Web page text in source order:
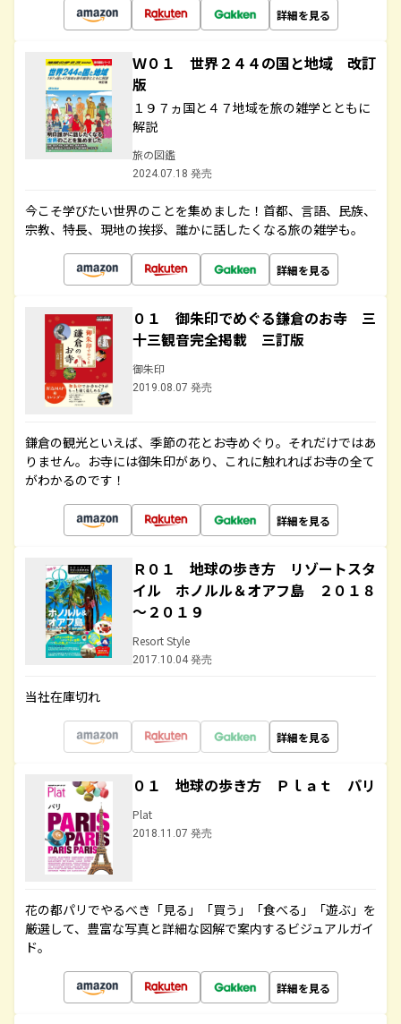
詳細を見る
Ｗ０１ 世界２４４の国と地域 改訂
版
１９７ヵ国と４７地域を旅の雑学とともに
解説
旅の図鑑
2024.07.18 発売
今こそ学びたい世界のことを集めました！首都、言語、民族、
宗教、特長、現地の挨拶、誰かに話したくなる旅の雑学も。
詳細を見る
０１ 御朱印でめぐる鎌倉のお寺 三
十三観音完全掲載 三訂版
御朱印
2019.08.07 発売
鎌倉の観光といえば、季節の花とお寺めぐり。それだけではあ
りません。お寺には御朱印があり、これに触れればお寺の全て
がわかるのです！
詳細を見る
Ｒ０１ 地球の歩き方 リゾートスタ
イル ホノルル＆オアフ島 ２０１８
～２０１９
Resort Style
2017.10.04 発売
当社在庫切れ
詳細を見る
０１ 地球の歩き方 Ｐｌａｔ パリ
Plat
2018.11.07 発売
花の都パリでやるべき「見る」「買う」「食べる」「遊ぶ」を
厳選して、豊富な写真と詳細な図解で案内するビジュアルガイ
ド。
詳細を見る